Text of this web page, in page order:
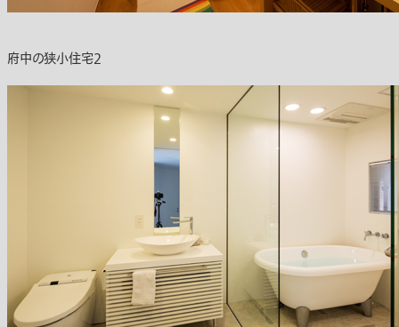
府中の狭小住宅2